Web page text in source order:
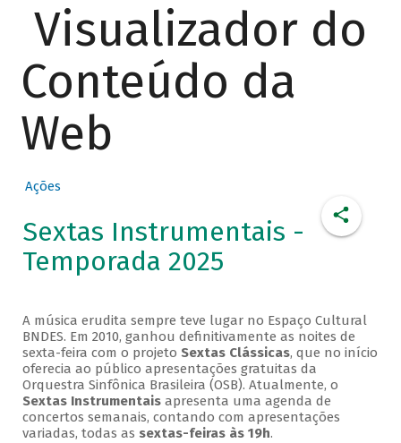
Visualizador do
Conteúdo da
Web
Ações
Sextas Instrumentais -
Temporada 2025
A música erudita sempre teve lugar no Espaço Cultural
BNDES. Em 2010, ganhou definitivamente as noites de
sexta-feira com o projeto Sextas Clássicas, que no início
oferecia ao público apresentações gratuitas da
Orquestra Sinfônica Brasileira (OSB). Atualmente, o
Sextas Instrumentaisapresenta uma agenda de
concertos semanais, contando com apresentações
variadas, todas as sextas-feiras às 19h.